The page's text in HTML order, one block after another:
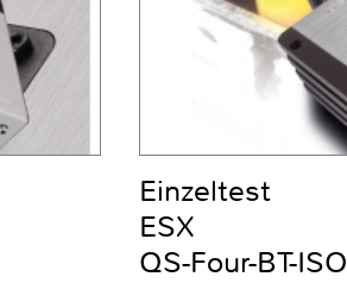
Einzeltest
ESX
QS-Four-BT-ISO